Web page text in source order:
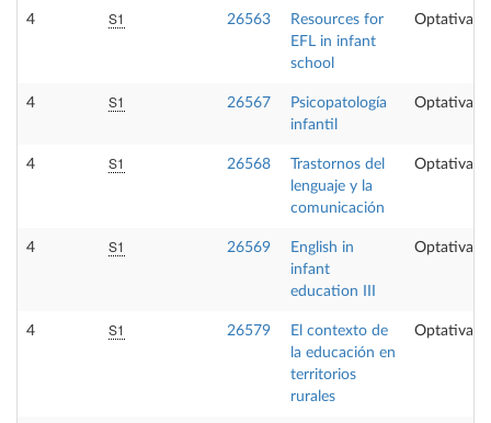
4 S1 26563
Resources for
EFL in infant
school
Optativa
4 S1 26567
Psicopatología
infantil
Optativa
4 S1 26568
Trastornos del
lenguaje y la
comunicación
Optativa
4 S1 26569
English in
infant
education III
Optativa
4 S1 26579
El contexto de
la educación en
territorios
rurales
Optativa